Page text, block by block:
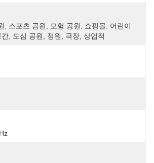
, 스포츠 공원, 모험 공원, 쇼핑몰, 어린이
, 도심 공원, 정원, 극장, 상업적